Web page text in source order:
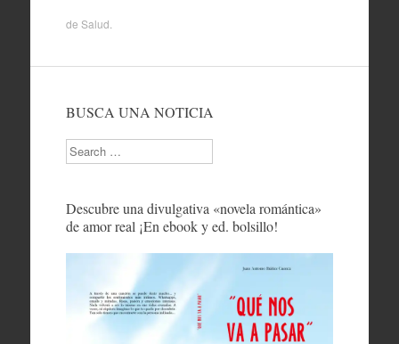
de Salud
BUSCA UNA NOTICIA
Search
Descubre una divulgativa «novela romántica»
de amor real ¡En ebook y ed. bolsillo!